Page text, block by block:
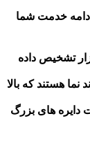
ادامه خدمت شما
تشخیص داده
هستند که بالا
دایره های بزرگ